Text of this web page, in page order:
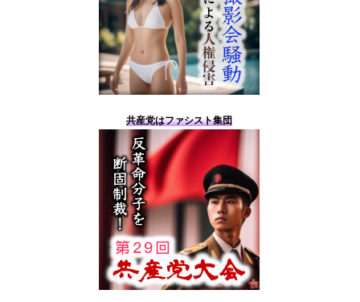
水着撮影会の開催が可能に
水着撮影会が共産党の申し入れにより中止に
水着撮影会に共産党が圧力
共産党はファシスト集団